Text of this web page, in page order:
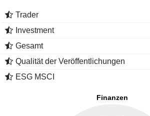
Trader
Investment
Gesamt
Qualität der Veröffentlichungen
ESG MSCI